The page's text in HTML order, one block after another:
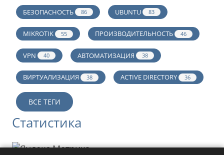
БЕЗОПАСНОСТЬ 86 UBUNTU 83
MIKROTIK 55 ПРОИЗВОДИТЕЛЬНОСТЬ 46
VPN 40 АВТОМАТИЗАЦИЯ 38
ВИРТУАЛИЗАЦИЯ 38 ACTIVE DIRECTORY 36
ВСЕ ТЕГИ
Статистика